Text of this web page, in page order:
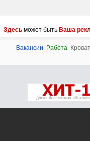
Здесь может быть Ваша
Вакансии Работа